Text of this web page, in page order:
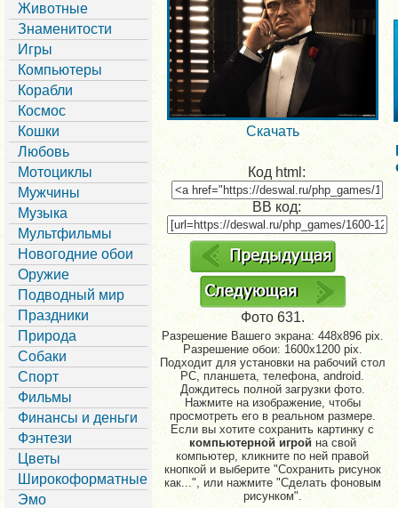
Животные
Знаменитости
Игры
Компьютеры
Корабли
Космос
Кошки
Любовь
Мотоциклы
Мужчины
Музыка
Мультфильмы
Новогодние обои
Оружие
Подводный мир
Праздники
Природа
Собаки
Спорт
Фильмы
Финансы и деньги
Фэнтези
Цветы
Широкоформатные
Эмо
Скачать
Код html:
BB код:
Фото 631.
Разрешение Вашего экрана: 448x896 pix.
Разрешение обои: 1600x1200 pix.
Подходит для установки на рабочий стол
PC, планшета, телефона, android.
Дождитесь полной загрузки фото.
Нажмите на изображение, чтобы
просмотреть его в реальном размере.
Если вы хотите сохранить картинку с
компьютерной игрой на свой
компьютер, кликните по ней правой
кнопкой и выберите "Сохранить рисунок
как...", или нажмите "Сделать фоновым
рисунком".